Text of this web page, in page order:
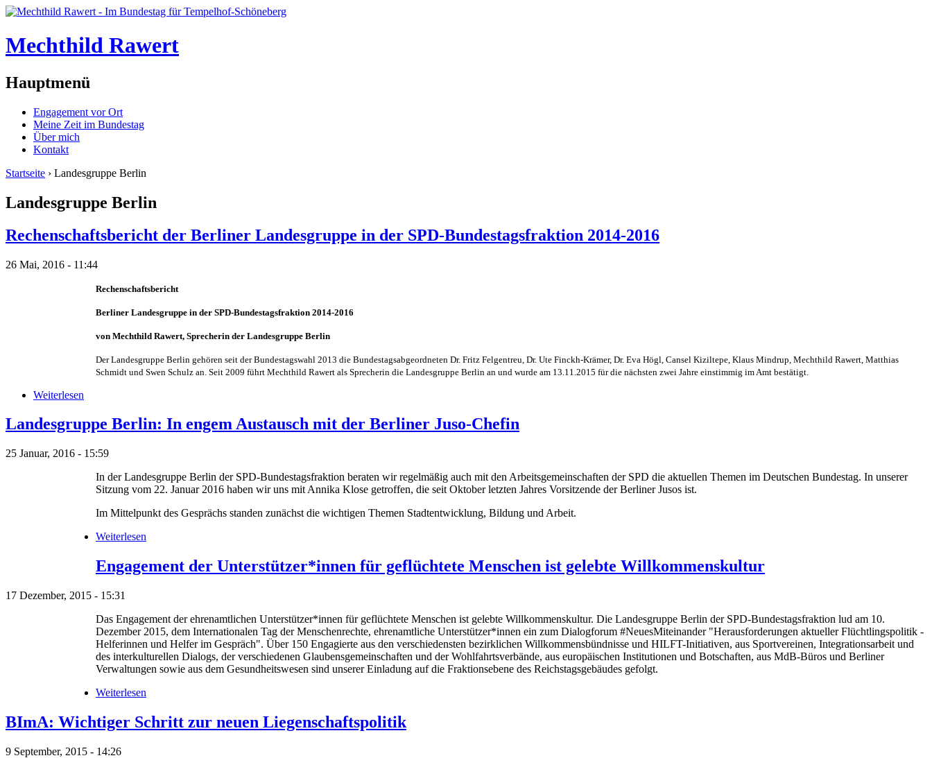
Mechthild Rawert
Hauptmenü
Engagement vor Ort
Meine Zeit im Bundestag
Über mich
Kontakt
Startseite › Landesgruppe Berlin
Landesgruppe Berlin
Rechenschaftsbericht der Berliner Landesgruppe in der SPD-Bundestagsfraktion 2014-2016
26 Mai, 2016 - 11:44
Rechenschaftsbericht
Berliner Landesgruppe in der SPD-Bundestagsfraktion 2014-2016
von Mechthild Rawert, Sprecherin der Landesgruppe Berlin
Der Landesgruppe Berlin gehören seit der Bundestagswahl 2013 die Bundestagsabgeordneten Dr. Fritz Felgentreu, Dr. Ute Finckh-Krämer, Dr. Eva Högl, Cansel Kiziltepe, Klaus Mindrup, Mechthild Rawert, Matthias
Schmidt und Swen Schulz an. Seit 2009 führt Mechthild Rawert als Sprecherin die Landesgruppe Berlin an und wurde am 13.11.2015 für die nächsten zwei Jahre einstimmig im Amt bestätigt.
Weiterlesen
Landesgruppe Berlin: In engem Austausch mit der Berliner Juso-Chefin
25 Januar, 2016 - 15:59
In der Landesgruppe Berlin der SPD-Bundestagsfraktion beraten wir regelmäßig auch mit den Arbeitsgemeinschaften der SPD die aktuellen Themen im Deutschen Bundestag. In unserer
Sitzung vom 22. Januar 2016 haben wir uns mit Annika Klose getroffen, die seit Oktober letzten Jahres Vorsitzende der Berliner Jusos ist.
Im Mittelpunkt des Gesprächs standen zunächst die wichtigen Themen Stadtentwicklung, Bildung und Arbeit.
Weiterlesen
Engagement der Unterstützer*innen für geflüchtete Menschen ist gelebte Willkommenskultur
17 Dezember, 2015 - 15:31
Das Engagement der ehrenamtlichen Unterstützer*innen für geflüchtete Menschen ist gelebte Willkommenskultur. Die Landesgruppe Berlin der SPD-Bundestagsfraktion lud am 10.
Dezember 2015, dem Internationalen Tag der Menschenrechte, ehrenamtliche Unterstützer*innen ein zum Dialogforum #NeuesMiteinander "Herausforderungen aktueller Flüchtlingspolitik -
Helferinnen und Helfer im Gespräch". Über 150 Engagierte aus den verschiedensten bezirklichen Willkommensbündnisse und HILFT-Initiativen, aus Sportvereinen, Integrationsarbeit und
des interkulturellen Dialogs, der verschiedenen Glaubensgemeinschaften und der Wohlfahrtsverbände, aus europäischen Institutionen und Botschaften, aus MdB-Büros und Berliner
Verwaltungen sowie aus dem Gesundheitswesen sind unserer Einladung auf die Fraktionsebene des Reichstagsgebäudes gefolgt.
Weiterlesen
BImA: Wichtiger Schritt zur neuen Liegenschaftspolitik
9 September, 2015 - 14:26